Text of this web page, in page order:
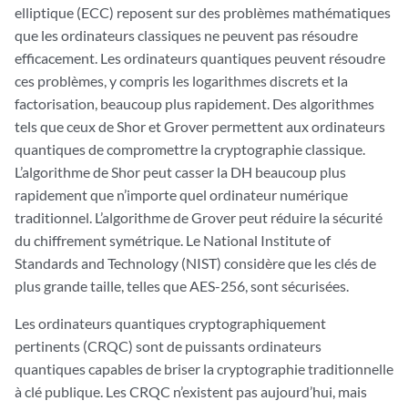
elliptique (ECC) reposent sur des problèmes mathématiques
que les ordinateurs classiques ne peuvent pas résoudre
efficacement. Les ordinateurs quantiques peuvent résoudre
ces problèmes, y compris les logarithmes discrets et la
factorisation, beaucoup plus rapidement. Des algorithmes
tels que ceux de Shor et Grover permettent aux ordinateurs
quantiques de compromettre la cryptographie classique.
L’algorithme de Shor peut casser la DH beaucoup plus
rapidement que n’importe quel ordinateur numérique
traditionnel. L’algorithme de Grover peut réduire la sécurité
du chiffrement symétrique. Le National Institute of
Standards and Technology (NIST) considère que les clés de
plus grande taille, telles que AES-256, sont sécurisées.
Les ordinateurs quantiques cryptographiquement
pertinents (CRQC) sont de puissants ordinateurs
quantiques capables de briser la cryptographie traditionnelle
à clé publique. Les CRQC n’existent pas aujourd’hui, mais